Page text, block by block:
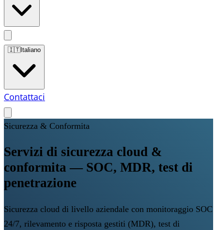
🇮🇹Italiano
Contattaci
Sicurezza & Conformita
Servizi di sicurezza cloud &
conformita — SOC, MDR, test di
penetrazione
Sicurezza cloud di livello aziendale con monitoraggio SOC
24/7, rilevamento e risposta gestiti (MDR), test di